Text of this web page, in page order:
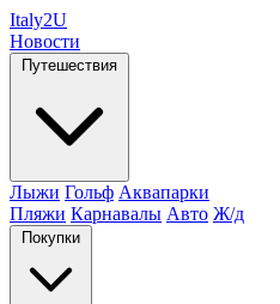
Italy2U
Новости
Путешествия
Лыжи Гольф Аквапарки
Пляжи Карнавалы Авто Ж/д
Покупки